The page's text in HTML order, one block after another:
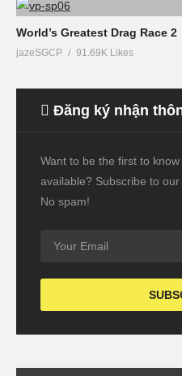
World’s Greatest Drag Race 2
jazeSGCP 91.69K Likes
Đăng ký nhận
Want to be the first to
available? Subscribe to
No spam!